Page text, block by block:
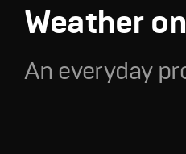
Weather
An everyday